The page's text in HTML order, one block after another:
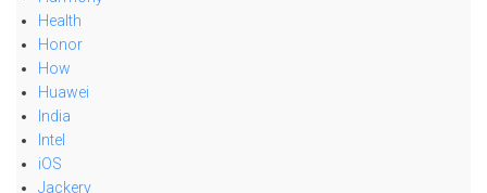
Health
Honor
How
Huawei
India
Intel
iOS
Jackery